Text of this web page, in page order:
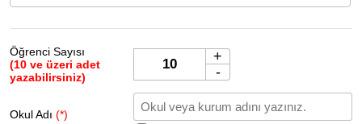
Öğrenci Sayısı
(10 ve üzeri adet
yazabilirsiniz)
+
-
Okul Adı (*)